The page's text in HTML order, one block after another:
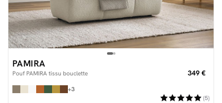
PAMIRA
Pouf PAMIRA tissu bouclette 349 €
+3
(5)